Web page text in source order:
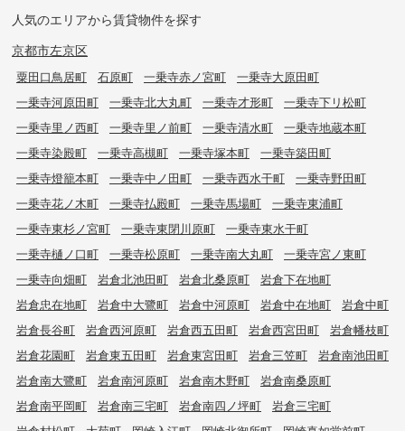
人気のエリアから賃貸物件を探す
京都市左京区
粟田口鳥居町 石原町 一乗寺赤ノ宮町
一乗寺大原田町
一乗寺河原田町
一乗寺北大丸町 一乗寺才形町
一乗寺下リ松町
一乗寺里ノ西町
一乗寺里ノ前町 一乗寺清水町
一乗寺地蔵本町
一乗寺染殿町
一乗寺高槻町 一乗寺塚本町
一乗寺築田町
一乗寺燈籠本町
一乗寺中ノ田町 一乗寺西水干町
一乗寺野田町
一乗寺花ノ木町
一乗寺払殿町 一乗寺馬場町
一乗寺東浦町
一乗寺東杉ノ宮町
一乗寺東閉川原町
一乗寺東水干町
一乗寺樋ノ口町
一乗寺松原町 一乗寺南大丸町
一乗寺宮ノ東町
一乗寺向畑町
岩倉北池田町 岩倉北桑原町
岩倉下在地町
岩倉忠在地町
岩倉中大鷺町 岩倉中河原町 岩倉中在地町
岩倉中町
岩倉長谷町
岩倉西河原町 岩倉西五田町 岩倉西宮田町
岩倉幡枝町
岩倉花園町
岩倉東五田町 岩倉東宮田町 岩倉三笠町
岩倉南池田町
岩倉南大鷺町
岩倉南河原町 岩倉南木野町
岩倉南桑原町
岩倉南平岡町
岩倉南三宅町 岩倉南四ノ坪町
岩倉三宅町